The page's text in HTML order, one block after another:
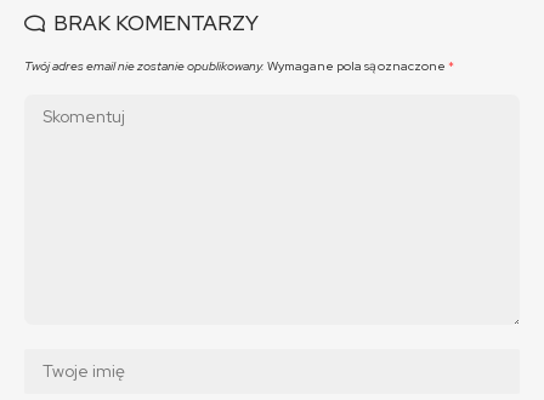
BRAK KOMENTARZY
Twój adres email nie zostanie opublikowany. Wymagane pola są oznaczone *